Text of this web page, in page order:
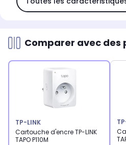
Comparer avec des
TP-LINK
Cartouche d'encre TP-LINK
TAPO P110M